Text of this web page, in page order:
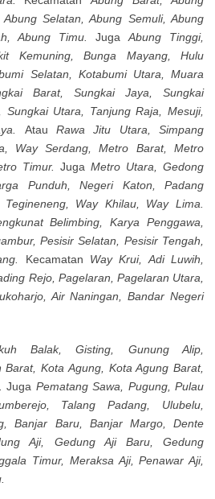
Selatan, Abung Semuli, Abung
Abung Timu.
Juga Abung Tinggi,
Kemuning, Bunga Mayang, Hulu
Selatan, Kotabumi Utara, Muara
Barat, Sungkai Jaya, Sungkai
Sungkai Utara, Tanjung Raja, Mesuji,
Atau Rawa Jitu Utara, Simpang
Way Serdang, Metro Barat, Metro
Timur. Juga Metro Utara, Gedong
Punduh, Negeri Katon, Padang
Way Khilau, Way Lima.
Belimbing, Karya Penggawa,
Pesisir Selatan, Pesisir Tengah,
Kecamatan Way Krui, Adi Luwih,
Rejo, Pagelaran, Pagelaran Utara,
Air Naningan, Bandar Negeri
Balak, Gisting, Gunung Alip,
Barat, Kota Agung, Kota Agung Barat,
Juga Pematang Sawa, Pugung, Pulau
Talang Padang, Ulubelu,
Banjar Baru, Banjar Margo, Dente
Aji, Gedung Aji Baru, Gedung
Timur, Meraksa Aji, Penawar Aji,